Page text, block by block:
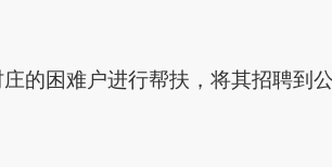
的困难户进行帮扶，将其招聘到